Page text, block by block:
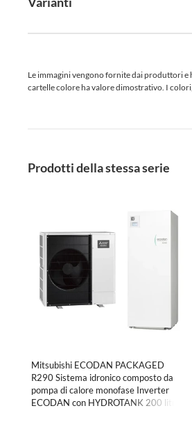
Le immagini vengono fornite dai produttori e
cartelle colore ha valore dimostrativo. I
Prodotti della stessa serie
Mitsubishi ECODAN PACKAGED
R290 Sistema idronico composto da
pompa di calore monofase Inverter
ECODAN con HYDROTANK 200 litri